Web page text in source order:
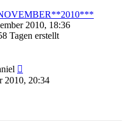
2010, 18:36
Tagen erstellt
2010, 20:34